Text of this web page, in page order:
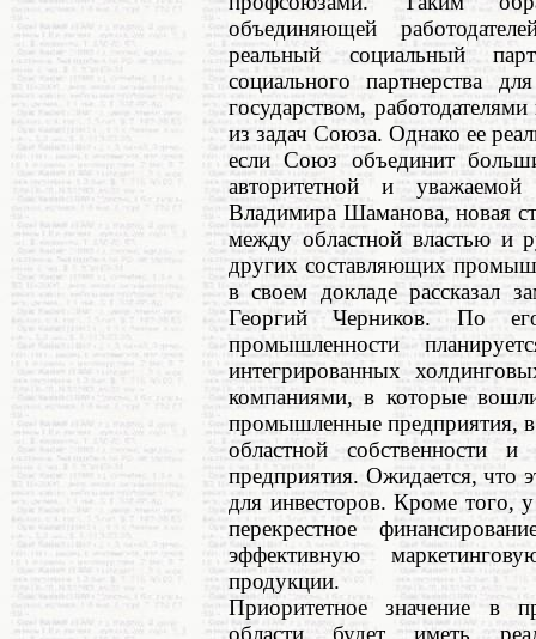
объединяющей
реальный социальный
социального партнерства
государством,
из задач Союза. Однако ее
если Союз объединит
авторитетной и
Владимира Шаманова, новая
между областной властью и
других составляющих
в своем докладе рассказал
Георгий Черников. По
промышленности
интегрированных
компаниями, в которые
промышленные предприятия,
областной собственности и
предприятия. Ожидается, что
для инвесторов. Кроме того,
перекрестное
эффективную
продукции.
Приоритетное значение в
области будет иметь